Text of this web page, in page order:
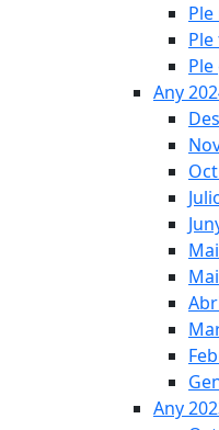
Any
Any